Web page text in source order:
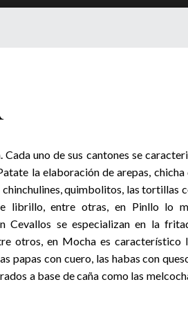
uno de sus cantones se
la elaboración de arepas, chicha
quimbolitos, las tortillas
librillo, entre otras, en Pinllo lo
Cevallos se especializan en la
otros, en Mocha es característico
papas con cuero, las habas con
a base de caña como las